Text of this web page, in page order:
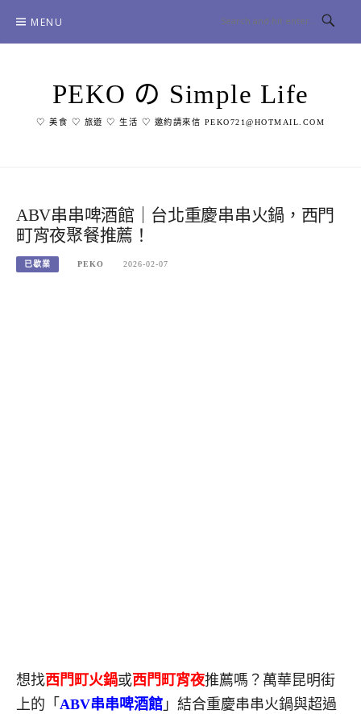
content
MENU
PEKO の Simple Life
♡ 美食 ♡ 旅遊 ♡ 生活 ♡ 邀約請來信 PEKO721@HOTMAIL.COM
ABV串串啤酒館｜台北重慶串串火鍋，西門
町宵夜聚餐推薦！
已歇業 PEKO 2026-02-07
想找西門町火鍋或西門町宵夜推薦嗎？萬華昆明街
上的「 ABV串串啤酒館 」結合重慶串串火鍋與超過